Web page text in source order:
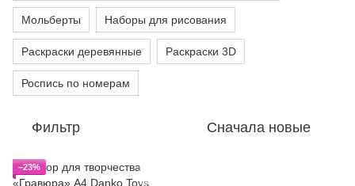
Мольберты Наборы для рисования
Раскраски деревянные Раскраски 3D
Роспись по номерам
Фильтр Сначала новые
−23%